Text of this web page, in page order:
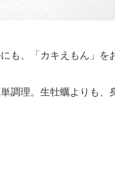
も、「カキえもん」を
調理。生牡蠣よりも、